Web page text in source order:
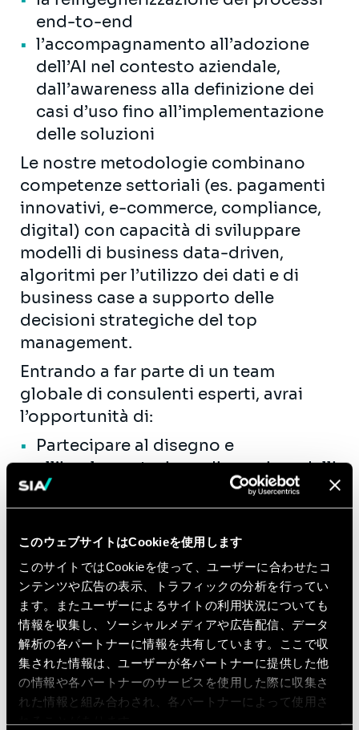
このウェブサイトはCookieを使用します
このサイトではCookieを使って、ユーザーに合わせたコ
ンテンツや広告の表示、トラフィックの分析を行ってい
ます。またユーザーによるサイトの利用状況についても
情報を収集し、ソーシャルメディアや広告配信、データ
解析の各パートナーに情報を共有しています。ここで収
集された情報は、ユーザーが各パートナーに提供した他
の情報や各パートナーのサービスを使用した際に収集さ
れた情報と組み合わされ、各パートナーによって使用さ
end-to-end
l’accompagnamento all’adozione
dell’AI nel contesto aziendale,
dall’awareness alla definizione dei
casi d’uso fino all’implementazione
delle soluzioni
Le nostre metodologie combinano
competenze settoriali (es. pagamenti
innovativi, e-commerce, compliance,
digital) con capacità di sviluppare
modelli di business data-driven,
algoritmi per l’utilizzo dei dati e di
business case a supporto delle
decisioni strategiche del top
management.
Entrando a far parte di un team
globale di consulenti esperti, avrai
l’opportunità di:
Partecipare al disegno e
all’implementazione di nuovi modelli
operativi e casi d’uso
Redigere documentazione efficace a
supporto degli incontri con i clienti
Accrescere le competenze di
business e funzionali
Sviluppare progressivamente
autonomia nella gestione dei
progetti e nello sviluppo del
business
Contribuire alla crescita della